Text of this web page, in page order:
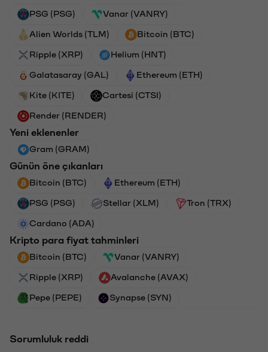
PSG (PSG) Vanar (VANRY)
Alien Worlds (TLM) Bitcoin (BTC)
Ripple (XRP) Helium (HNT)
Galatasaray (GAL) Ethereum (ETH)
Kite (KITE) Cartesi (CTSI)
Render (RENDER)
Yeni eklenenler
Gram (GRAM)
Günün öne çıkanları
Bitcoin (BTC) Ethereum (ETH)
PSG (PSG) Stellar (XLM) Tron (TRX)
Cardano (ADA)
Kripto para fiyat tahminleri
Bitcoin (BTC) Vanar (VANRY)
Ripple (XRP) Avalanche (AVAX)
Pepe (PEPE) Synapse (SYN)
Sorumluluk reddi